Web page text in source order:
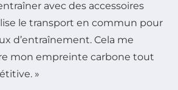
avec des accessoires
le transport en commun pour
d’entraînement. Cela me
mon empreinte carbone tout
»